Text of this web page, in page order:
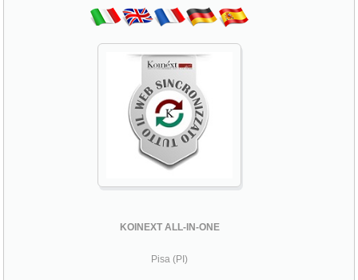
KOINEXT ALL-IN-ONE
Pisa (PI)